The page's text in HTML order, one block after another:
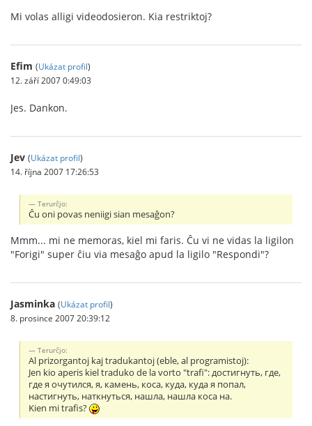
Mi volas alligi videodosieron. Kia restriktoj?
Efim (Ukázat profil)
12. září 2007 0:49:03
Jes. Dankon.
Jev (Ukázat profil)
14. října 2007 17:26:53
Terurĉjo:
Ĉu oni povas neniigi sian mesaĝon?
Mmm... mi ne memoras, kiel mi faris. Ĉu vi ne vidas la ligilon
"Forigi" super ĉiu via mesaĝo apud la ligilo "Respondi"?
Jasminka (Ukázat profil)
8. prosince 2007 20:39:12
Terurĉjo:
Al prizorgantoj kaj tradukantoj (eble, al programistoj):
Jen kio aperis kiel traduko de la vorto "trafi": достигнуть, где,
где я очутился, я, камень, коса, куда, куда я попал,
настигнуть, наткнуться, нашла, нашла коса на.
Kien mi trafis?